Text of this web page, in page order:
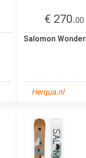
€ 270.00
Salomon Wonder
Herqua.nl